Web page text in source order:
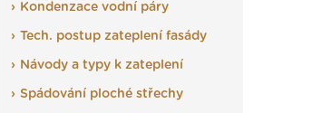
Kondenzace vodní páry
Tech. postup zateplení fasády
Návody a typy k zateplení
Spádování ploché střechy